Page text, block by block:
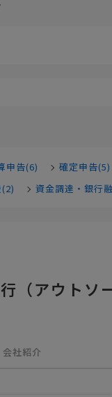
申告(6) 確定申告(5)
資金調達・銀行
（アウトソ
会社紹介